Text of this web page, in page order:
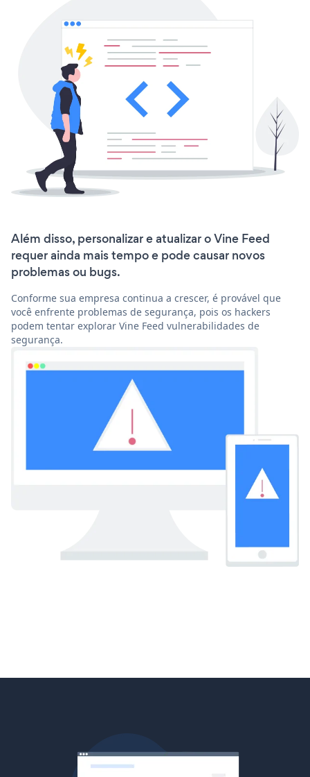
Além disso, personalizar e atualizar o Vine Feed
requer ainda mais tempo e pode causar novos
problemas ou bugs.
Conforme sua empresa continua a crescer, é provável que
você enfrente problemas de segurança, pois os hackers
podem tentar explorar Vine Feed vulnerabilidades de
segurança.